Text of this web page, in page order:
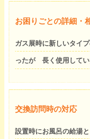
お困りごとの詳細・
ガス展時に新しいタイ
ったが 長く使用してい
交換訪問時の対応
設置時にお風呂の給湯